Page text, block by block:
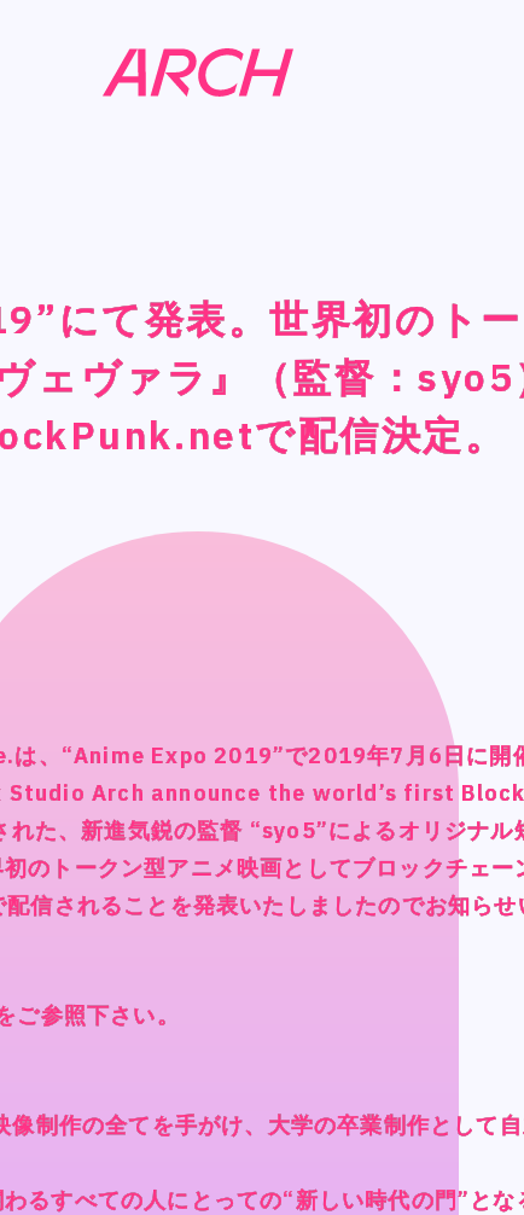
にて発表。世界初のト
ェヴァラ』（監督：syo5
で配信決定。
は、“Anime Expo 2019”で2019年7月6日に開
Studio Arch announce the world’s first
た、新進気鋭の監督 “syo5”によるオリジナル
のトークン型アニメ映画としてブロックチェー
信されることを発表いたしましたのでお知らせ
ご参照下さい。
制作の全てを手がけ、大学の卒業制作として
るすべての人にとっての“新しい時代の門”とな
にて発表。世界初のト
ェヴァラ』（監督：syo5
で配信決定。
は、“Anime Expo 2019”で2019年7月6日に開
Studio Arch announce the world’s first
た、新進気鋭の監督 “syo5”によるオリジナル
のトークン型アニメ映画としてブロックチェー
信されることを発表いたしましたのでお知らせ
ご参照下さい。
制作の全てを手がけ、大学の卒業制作として
るすべての人にとっての“新しい時代の門”とな
にて発表。世界初のト
ェヴァラ』（監督：syo5
で配信決定。
は、“Anime Expo 2019”で2019年7月6日に開
Studio Arch announce the world’s first
た、新進気鋭の監督 “syo5”によるオリジナル
のトークン型アニメ映画としてブロックチェー
信されることを発表いたしましたのでお知らせ
ご参照下さい。
制作の全てを手がけ、大学の卒業制作として
るすべての人にとっての“新しい時代の門”とな
NEWS
COMPANY
PHILOSOPHY
BUSINESS
RECRUIT
CONTACT
NEWS
COMPANY
PHILOSOPHY
BUSINESS
RECRUIT
CONTACT
にて発表。世界初のト
ェヴァラ』（監督：syo5
で配信決定。
は、“Anime Expo 2019”で2019年7月6日に開
Studio Arch announce the world’s first
た、新進気鋭の監督 “syo5”によるオリジナル
のトークン型アニメ映画としてブロックチェー
信されることを発表いたしましたのでお知らせ
ご参照下さい。
制作の全てを手がけ、大学の卒業制作として
るすべての人にとっての“新しい時代の門”とな